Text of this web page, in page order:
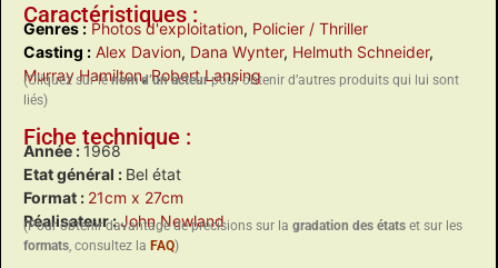
Caractéristiques :
Genres : Photos d'exploitation, Policier / Thriller
Casting : Alex Davion, Dana Wynter, Helmuth Schneider,
Murray Hamilton,Robert Lansing
(Cliquez sur lenom d’un acteurpour obtenir d’autres produits qui lui sont
liés)
Fiche technique :
Année : 1968
Etat général : Bel état
Format : 21cm x 27cm
Réalisateur :John Newland
(Pour obtenir davantage de précisions sur la gradation des états et sur les
formats, consultez la FAQ)